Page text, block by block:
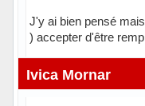
J'y ai bien pensé
) accepter d'être
Hors ligne
Ivica Mornar